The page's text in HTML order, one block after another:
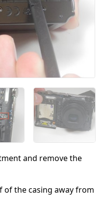
and remove the
of the casing away from